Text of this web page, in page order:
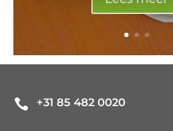
 +31 85 482 0020